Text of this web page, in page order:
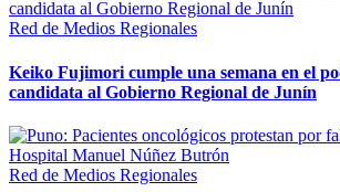
Red de Medios Regionales
Keiko Fujimori cumple una semana en el
candidata al Gobierno Regional de Junín
Red de Medios Regionales